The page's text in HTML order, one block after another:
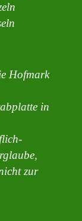
Hofmark
in
zur